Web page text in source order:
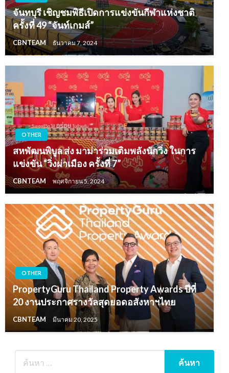
จันทบุรี เชิญชมพิธีเปิดการแข่งขันกีฬาแห่งชาติ
ครั้งที่ 49 “จันท์เกมส์”
CBNTEAM ธันวาคม 7, 2024
OTHER
สหพัฒนพิบูล ส่ง มาม่าร่วมเติมพลังนักวิ่ง ในการ
แข่งขัน “วิ่งผ่าเมือง ครั้งที่ 7”
CBNTEAM พฤศจิกายน 5, 2024
OTHER
PropertyGuru Thailand Property Awards ปีที่
20 งานประกาศรางวัลสุดยอดอสังหาฯไทย
CBNTEAM มีนาคม 20, 2025